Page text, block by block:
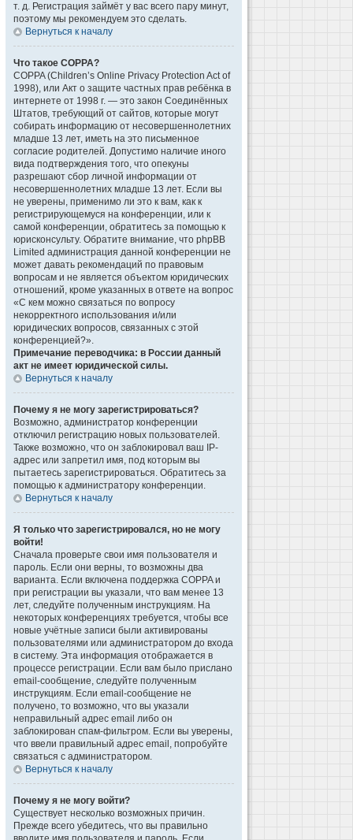
т. д. Регистрация займёт у вас всего пару минут,
поэтому мы рекомендуем это сделать.
Вернуться к началу
Что такое COPPA?
COPPA (Children’s Online Privacy Protection Act of
1998), или Акт о защите частных прав ребёнка в
интернете от 1998 г. — это закон Соединённых
Штатов, требующий от сайтов, которые могут
собирать информацию от несовершеннолетних
младше 13 лет, иметь на это письменное
согласие родителей. Допустимо наличие иного
вида подтверждения того, что опекуны
разрешают сбор личной информации от
несовершеннолетних младше 13 лет. Если вы
не уверены, применимо ли это к вам, как к
регистрирующемуся на конференции, или к
самой конференции, обратитесь за помощью к
юрисконсульту. Обратите внимание, что phpBB
Limited администрация данной конференции не
может давать рекомендаций по правовым
вопросам и не является объектом юридических
отношений, кроме указанных в ответе на вопрос
«С кем можно связаться по вопросу
некорректного использования и/или
юридических вопросов, связанных с этой
конференцией?».
Примечание переводчика: в России данный
акт не имеет юридической силы.
Вернуться к началу
Почему я не могу зарегистрироваться?
Возможно, администратор конференции
отключил регистрацию новых пользователей.
Также возможно, что он заблокировал ваш IP-
адрес или запретил имя, под которым вы
пытаетесь зарегистрироваться. Обратитесь за
помощью к администратору конференции.
Вернуться к началу
Я только что зарегистрировался, но не могу
войти!
Сначала проверьте свои имя пользователя и
пароль. Если они верны, то возможны два
варианта. Если включена поддержка COPPA и
при регистрации вы указали, что вам менее 13
лет, следуйте полученным инструкциям. На
некоторых конференциях требуется, чтобы все
новые учётные записи были активированы
пользователями или администратором до входа
в систему. Эта информация отображается в
процессе регистрации. Если вам было прислано
email-сообщение, следуйте полученным
инструкциям. Если email-сообщение не
получено, то возможно, что вы указали
неправильный адрес email либо он
заблокирован спам-фильтром. Если вы уверены,
что ввели правильный адрес email, попробуйте
связаться с администратором.
Вернуться к началу
Почему я не могу войти?
Существует несколько возможных причин.
Прежде всего убедитесь, что вы правильно